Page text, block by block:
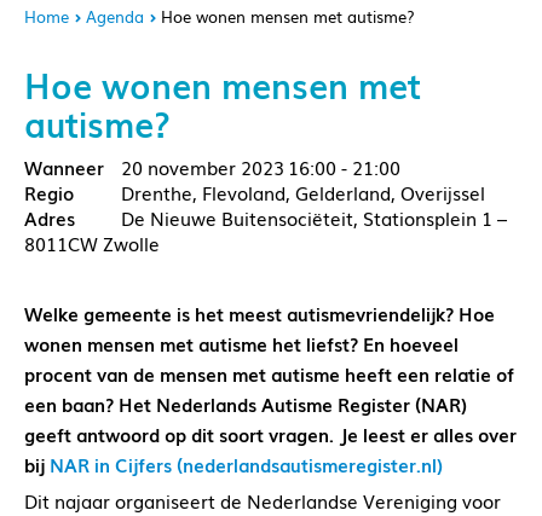
Home Agenda Hoe wonen mensen met autisme?
Hoe wonen mensen met
autisme?
20 november 2023 16:00 - 21:00
Drenthe, Flevoland, Gelderland, Overijssel
De Nieuwe Buitensociëteit, Stationsplein 1 –
8011CW Zwolle
Welke gemeente is het meest autismevriendelijk? Hoe
wonen mensen met autisme het liefst? En hoeveel
procent van de mensen met autisme heeft een relatie of
een baan? Het Nederlands Autisme Register (NAR)
geeft antwoord op dit soort vragen. Je leest er alles over
bij NAR in Cijfers (nederlandsautismeregister.nl)
Dit najaar organiseert de Nederlandse Vereniging voor